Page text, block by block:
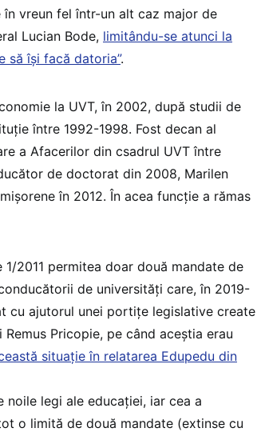
vreun fel într-un alt caz major de
Lucian Bode, limitându-se atunci la
să își facă datoria”.
la UVT, în 2002, după studii de
între 1992-1998. Fost decan al
a Afacerilor din csadrul UVT între
de doctorat din 2008, Marilen
în 2012. În acea funcție a rămas
2011 permitea doar două mandate de
de universități care, în 2019-
cu ajutorul unei portițe legislative create
Pricopie, pe când aceștia erau
situație în relatarea Edupedu din
legi ale educației, iar cea a
o limită de două mandate (extinse cu